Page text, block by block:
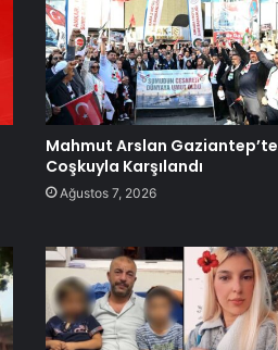
Mahmut Arslan Gaziantep’te
Coşkuyla Karşılandı
Ağustos 7, 2026